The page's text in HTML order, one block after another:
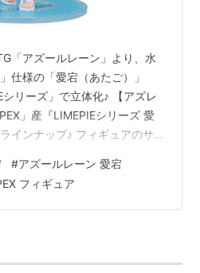
「アズールレーン」より、水
仕様の「愛宕（あたご）」
リーズ」で立体化♪ 【アズレ
」産『LIMEPIEシリーズ 愛
インナップ♪ フィギュアのサイ
夏の行進曲Ver.』アズールレー
、APEXより2026年01月発売
大おっぱいマウスパッド『愛宕
#アズールレーン 愛宕
フィギュア